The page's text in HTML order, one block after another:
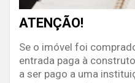
ATENÇÃO!
Se o imóvel foi
entrada paga à
a ser pago a uma